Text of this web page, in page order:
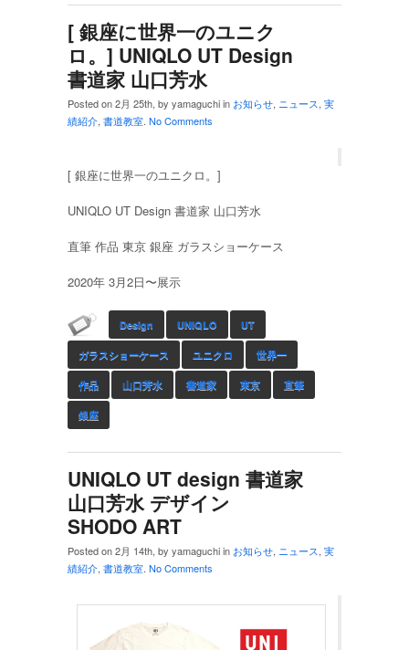
[ 銀座に世界一のユニク
ロ。] UNIQLO UT Design
書道家 山口芳水
Posted on 2月 25th, by yamaguchi in お知らせ, ニュース, 実
績紹介, 書道教室. No Comments
[ 銀座に世界一のユニクロ。]
UNIQLO UT Design 書道家 山口芳水
直筆 作品 東京 銀座 ガラスショーケース
2020年 3月2日〜展示
Design UNIQLO UT
ガラスショーケース ユニクロ 世界一
作品 山口芳水 書道家 東京 直筆
銀座
UNIQLO UT design 書道家
山口芳水 デザイン
SHODO ART
Posted on 2月 14th, by yamaguchi in お知らせ, ニュース, 実
績紹介, 書道教室. No Comments